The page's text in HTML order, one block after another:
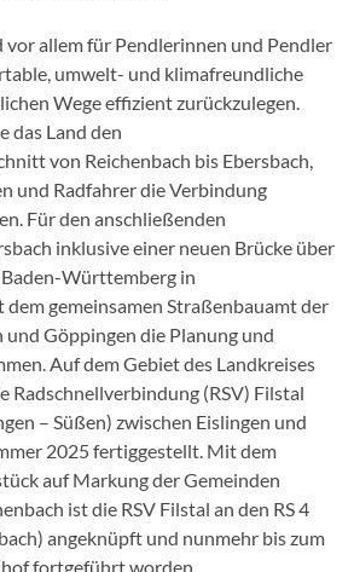
vor allem für Pendlerinnen und Pendler
umwelt- und klimafreundliche
Wege effizient zurückzulegen.
das Land den
von Reichenbach bis Ebersbach,
und Radfahrer die Verbindung
Für den anschließenden
inklusive einer neuen Brücke über
Württemberg in
gemeinsamen Straßenbauamt der
und Göppingen die Planung und
Auf dem Gebiet des Landkreises
Radschnellverbindung (RSV) Filstal
– Süßen) zwischen Eislingen und
2025 fertiggestellt. Mit dem
auf Markung der Gemeinden
ist die RSV Filstal an den RS 4
angeknüpft und nunmehr bis zum
fortgeführt worden.